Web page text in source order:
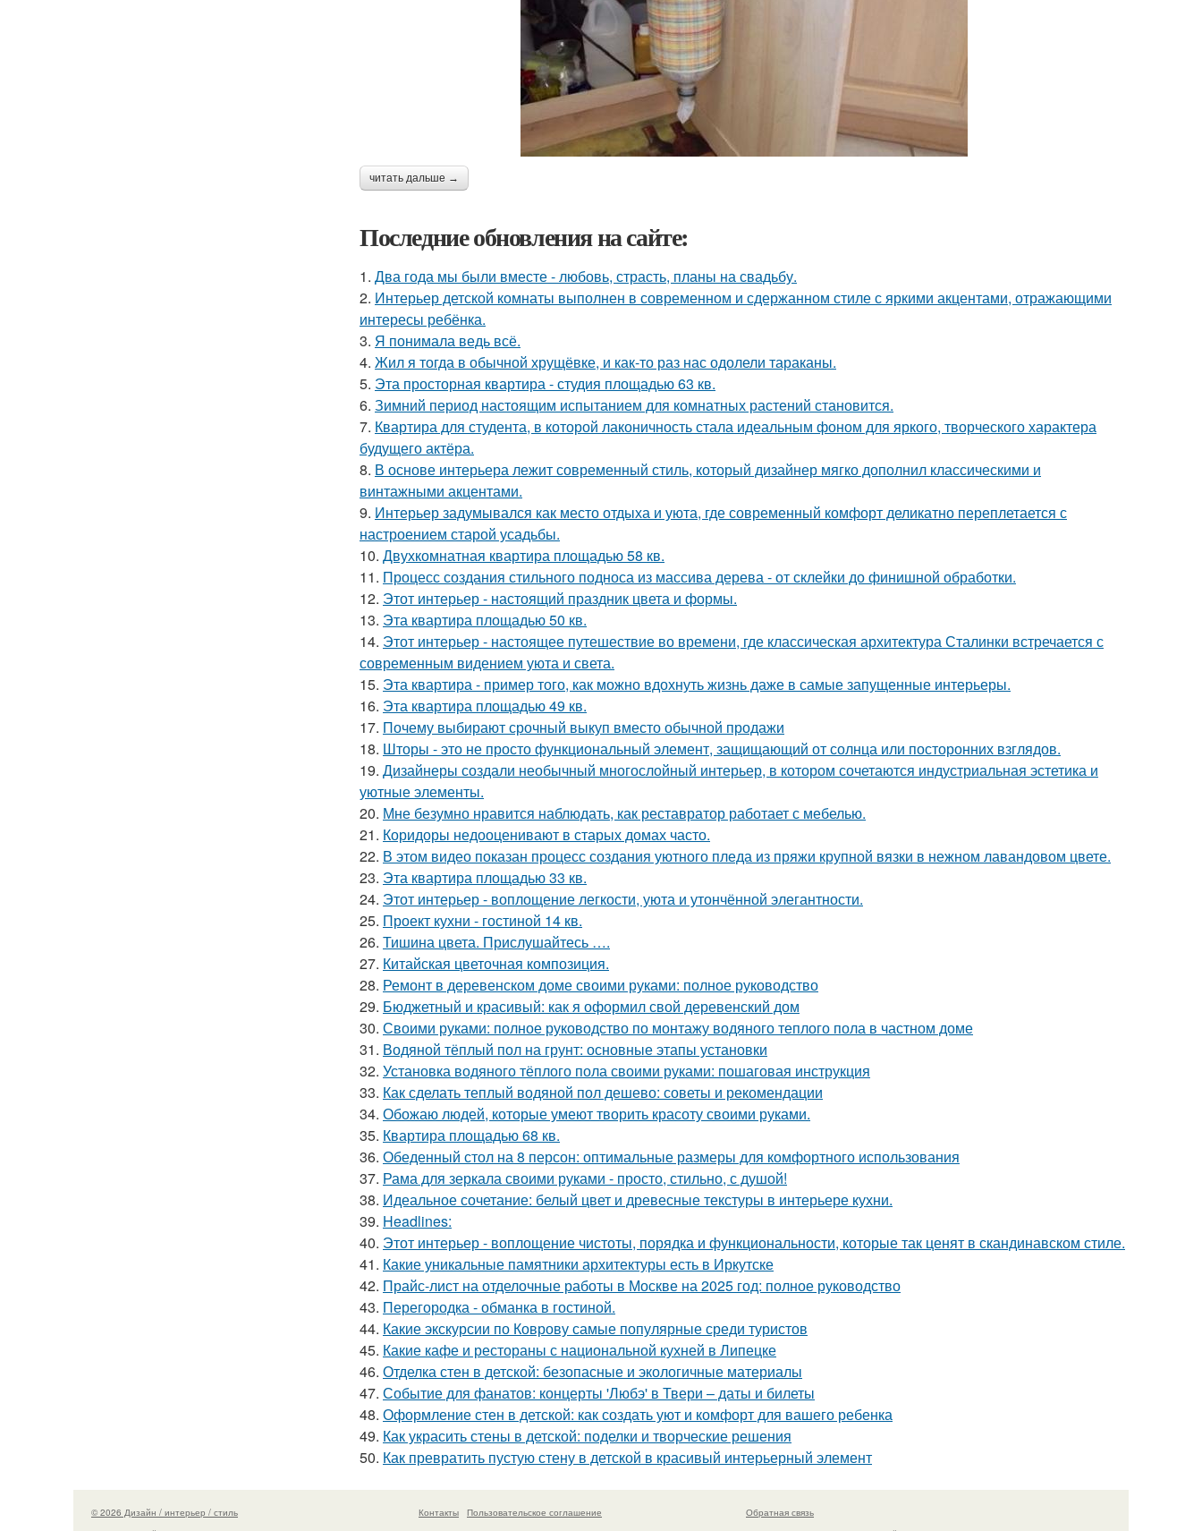
читать дальше →
Последние обновления на сайте:
1. Два года мы были вместе - любовь, страсть, планы на свадьбу.
2. Интерьер детской комнаты выполнен в современном и сдержанном стиле с яркими акцентами, отражающими
интересы ребёнка.
3. Я понимала ведь всё.
4. Жил я тогда в обычной хрущёвке, и как-то раз нас одолели тараканы.
5. Эта просторная квартира - студия площадью 63 кв.
6. Зимний период настоящим испытанием для комнатных растений становится.
7. Квартира для студента, в которой лаконичность стала идеальным фоном для яркого, творческого характера
будущего актёра.
8. В основе интерьера лежит современный стиль, который дизайнер мягко дополнил классическими и
винтажными акцентами.
9. Интерьер задумывался как место отдыха и уюта, где современный комфорт деликатно переплетается с
настроением старой усадьбы.
10. Двухкомнатная квартира площадью 58 кв.
11. Процесс создания стильного подноса из массива дерева - от склейки до финишной обработки.
12. Этот интерьер - настоящий праздник цвета и формы.
13. Эта квартира площадью 50 кв.
14. Этот интерьер - настоящее путешествие во времени, где классическая архитектура Сталинки встречается с
современным видением уюта и света.
15. Эта квартира - пример того, как можно вдохнуть жизнь даже в самые запущенные интерьеры.
16. Эта квартира площадью 49 кв.
17. Почему выбирают срочный выкуп вместо обычной продажи
18. Шторы - это не просто функциональный элемент, защищающий от солнца или посторонних взглядов.
19. Дизайнеры создали необычный многослойный интерьер, в котором сочетаются индустриальная эстетика и
уютные элементы.
20. Мне безумно нравится наблюдать, как реставратор работает с мебелью.
21. Коридоры недооценивают в старых домах часто.
22. В этом видео показан процесс создания уютного пледа из пряжи крупной вязки в нежном лавандовом цвете.
23. Эта квартира площадью 33 кв.
24. Этот интерьер - воплощение легкости, уюта и утончённой элегантности.
25. Проект кухни - гостиной 14 кв.
26. Тишина цвета. Прислушайтесь ….
27. Китайская цветочная композиция.
28. Ремонт в деревенском доме своими руками: полное руководство
29. Бюджетный и красивый: как я оформил свой деревенский дом
30. Своими руками: полное руководство по монтажу водяного теплого пола в частном доме
31. Водяной тёплый пол на грунт: основные этапы установки
32. Установка водяного тёплого пола своими руками: пошаговая инструкция
33. Как сделать теплый водяной пол дешево: советы и рекомендации
34. Обожаю людей, которые умеют творить красоту своими руками.
35. Квартира площадью 68 кв.
36. Обеденный стол на 8 персон: оптимальные размеры для комфортного использования
37. Рама для зеркала своими руками - просто, стильно, с душой!
38. Идеальное сочетание: белый цвет и древесные текстуры в интерьере кухни.
39. Headlines:
40. Этот интерьер - воплощение чистоты, порядка и функциональности, которые так ценят в скандинавском стиле.
41. Какие уникальные памятники архитектуры есть в Иркутске
42. Прайс-лист на отделочные работы в Москве на 2025 год: полное руководство
43. Перегородка - обманка в гостиной.
44. Какие экскурсии по Коврову самые популярные среди туристов
45. Какие кафе и рестораны с национальной кухней в Липецке
46. Отделка стен в детской: безопасные и экологичные материалы
47. Событие для фанатов: концерты 'Любэ' в Твери – даты и билеты
48. Оформление стен в детской: как создать уют и комфорт для вашего ребенка
49. Как украсить стены в детской: поделки и творческие решения
50. Как превратить пустую стену в детской в красивый интерьерный элемент
© 2026 Дизайн / интерьер / стиль Контакты
Пользовательское соглашение
Обратная связь